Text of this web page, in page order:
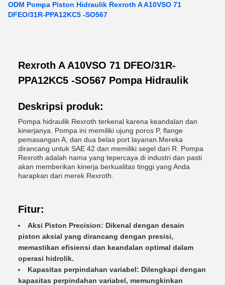
ODM Pompa Piston Hidraulik Rexroth A A10VSO 71
DFEO/31R-PPA12KC5 -SO567
Rexroth A A10VSO 71 DFEO/31R-
PPA12KC5 -SO567 Pompa Hidraulik
Deskripsi produk:
Pompa hidraulik Rexroth terkenal karena keandalan dan
kinerjanya. Pompa ini memiliki ujung poros P, flange
pemasangan A, dan dua belas port layanan.Mereka
dirancang untuk SAE 42 dan memiliki segel dari R. Pompa
Rexroth adalah nama yang tepercaya di industri dan pasti
akan memberikan kinerja berkualitas tinggi yang Anda
harapkan dari merek Rexroth.
Fitur:
Aksi Piston Precision: Dikenal dengan desain
piston aksial yang dirancang dengan presisi,
memastikan efisiensi dan keandalan optimal dalam
operasi hidrolik.
Kapasitas perpindahan variabel: Dilengkapi dengan
kapasitas perpindahan variabel, memungkinkan